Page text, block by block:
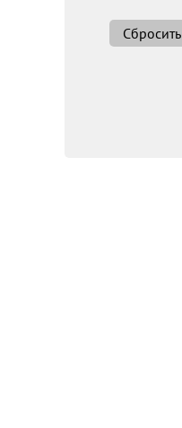
Сбросить